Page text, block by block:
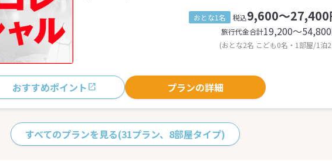
おとな1名 税込9,600～27,400
旅行代金合計19,200〜54,800
(おとな2名 こども0名・1部屋/1泊
おすすめポイント プランの詳細
すべてのプランを見る(31プラン、8部屋タイプ)